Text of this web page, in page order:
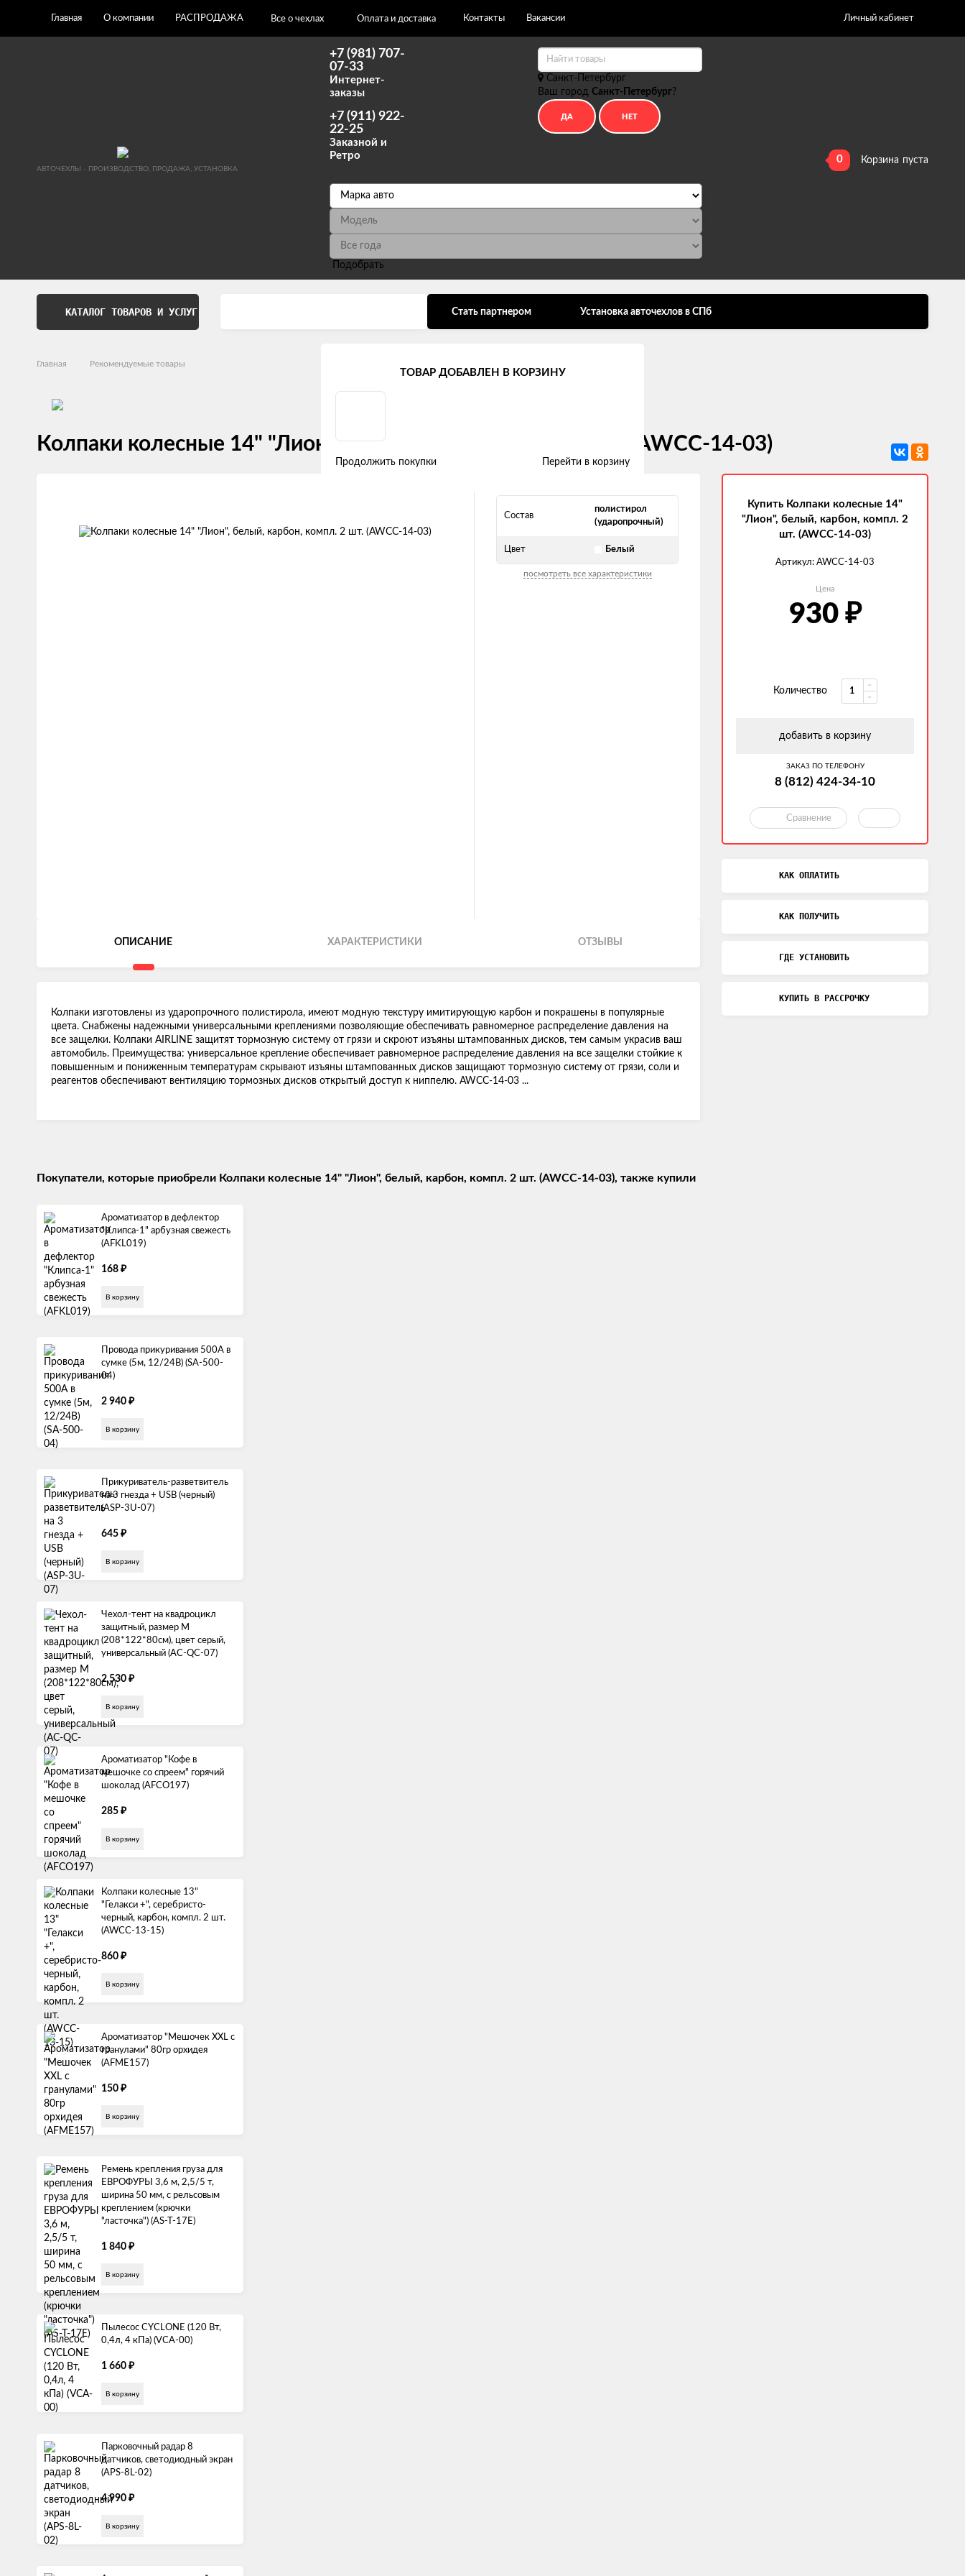
Главная О компании РАСПРОДАЖА Все о чехлах Оплата и доставка Контакты Вакансии Личный кабинет
АВТОЧЕХЛЫ - ПРОИЗВОДСТВО, ПРОДАЖА, УСТАНОВКА
+7 (981) 707-
07-33
Интернет-
заказы
+7 (911) 922-
22-25
Заказной и
Ретро
Санкт-Петербург
Ваш город Санкт-Петербург?
Подобрать
0 Корзина пуста
КАТАЛОГ ТОВАРОВ И УСЛУГ Стать партнером Установка авточехлов в СПб
Главная Рекомендуемые товары
Колпаки колесные 14" "Лион", белый, карбон, компл. 2 шт. (AWCC-14-03)
Состав
полистирол
(ударопрочный)
Цвет Белый
посмотреть все характеристики
ОПИСАНИЕ ХАРАКТЕРИСТИКИ ОТЗЫВЫ
Колпаки изготовлены из ударопрочного полистирола, имеют модную текстуру имитирующую карбон и покрашены в популярные
цвета. Снабжены надежными универсальными креплениями позволяющие обеспечивать равномерное распределение давления на
все защелки. Колпаки AIRLINE защитят тормозную систему от грязи и скроют изъяны штампованных дисков, тем самым украсив ваш
автомобиль. Преимущества: универсальное крепление обеспечивает равномерное распределение давления на все защелки стойкие к
повышенным и пониженным температурам скрывают изъяны штампованных дисков защищают тормозную систему от грязи, соли и
реагентов обеспечивают вентиляцию тормозных дисков открытый доступ к ниппелю. AWCC-14-03 ...
Купить Колпаки колесные 14"
"Лион", белый, карбон, компл. 2
шт. (AWCC-14-03)
Артикул: AWCC-14-03
Цена
930 ₽
Количество
добавить в корзину
ЗАКАЗ ПО ТЕЛЕФОНУ
8 (812) 424-34-10
Сравнение
КАК ОПЛАТИТЬ
КАК ПОЛУЧИТЬ
ГДЕ УСТАНОВИТЬ
КУПИТЬ В РАССРОЧКУ
Покупатели, которые приобрели Колпаки колесные 14" "Лион", белый, карбон, компл. 2 шт. (AWCC-14-03), также купили
Ароматизатор в дефлектор
"Клипса-1" арбузная свежесть
(AFKL019)
168 ₽
В корзину
Провода прикуривания 500А в
сумке (5м, 12/24В) (SA-500-
04)
2 940 ₽
В корзину
Прикуриватель-разветвитель
на 3 гнезда + USB (черный)
(ASP-3U-07)
645 ₽
В корзину
Чехол-тент на квадроцикл
защитный, размер М
(208*122*80см), цвет серый,
универсальный (AC-QC-07)
2 530 ₽
В корзину
Ароматизатор "Кофе в
мешочке со спреем" горячий
шоколад (AFCO197)
285 ₽
В корзину
Колпаки колесные 13"
"Гелакси +", серебристо-
черный, карбон, компл. 2 шт.
(AWCC-13-15)
860 ₽
В корзину
Ароматизатор "Мешочек XXL с
гранулами" 80гр орхидея
(AFME157)
150 ₽
В корзину
Ремень крепления груза для
ЕВРОФУРЫ 3,6 м, 2,5/5 т,
ширина 50 мм, с рельсовым
креплением (крючки
"ласточка") (AS-T-17E)
1 840 ₽
В корзину
Пылесос СYCLONE (120 Вт,
0,4л, 4 кПа) (VCA-00)
1 660 ₽
В корзину
Парковочный радар 8
датчиков, светодиодный экран
(APS-8L-02)
4 990 ₽
В корзину
ТОВАР ДОБАВЛЕН В КОРЗИНУ
Продолжить покупки Перейти в корзину